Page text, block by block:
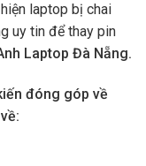
laptop bị chai
uy tin để thay pin
Laptop Đà Nẵng.
đóng góp về